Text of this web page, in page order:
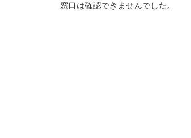
窓口は確認できませんでした。